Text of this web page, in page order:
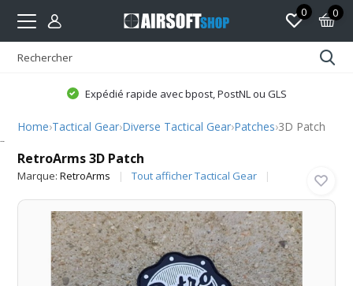
0 0
Expédié rapide avec bpost, PostNL ou GLS
Home›Tactical Gear›Diverse Tactical Gear›Patches›3D Patch
RetroArms 3D Patch
Marque:RetroArms Tout afficher Tactical Gear